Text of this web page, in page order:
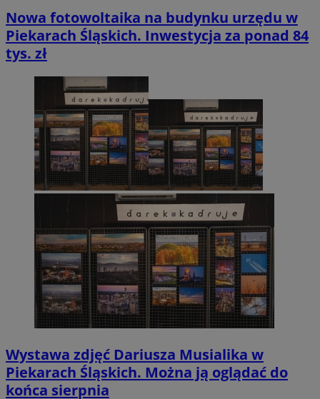
Nowa fotowoltaika na budynku urzędu w
Piekarach Śląskich. Inwestycja za ponad 84
tys. zł
Wystawa zdjęć Dariusza Musialika w
Piekarach Śląskich. Można ją oglądać do
końca sierpnia